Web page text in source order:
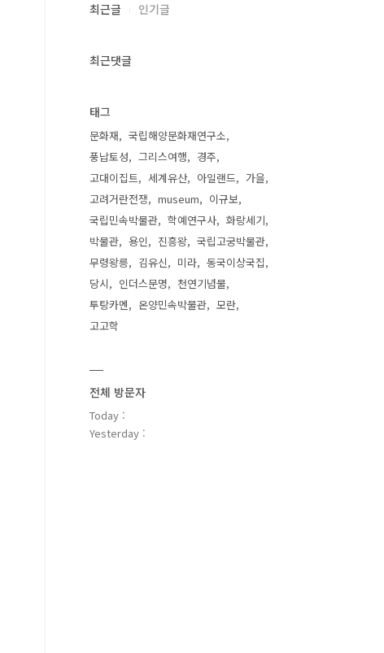
최근글 인기글
최근댓글
태그
문화재
국립해양문화재연구소
풍납토성
그리스여행
경주
고대이집트
세계유산 아일랜드
가을
고려거란전쟁
museum
이규보
국립민속박물관
학예연구사
화랑세기
박물관
용인 진흥왕
국립고궁박물관
무령왕릉
김유신 미라
동국이상국집
당시
인더스문명
천연기념물
투탕카멘
온양민속박물관
모란
고고학
전체 방문자
Today :
Yesterday :